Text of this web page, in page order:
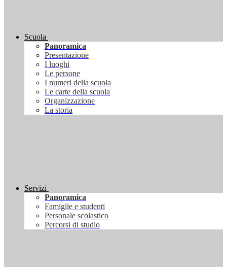
Scuola
Panoramica
Presentazione
I luoghi
Le persone
I numeri della scuola
Le carte della scuola
Organizzazione
La storia
Servizi
Panoramica
Famiglie e studenti
Personale scolastico
Percorsi di studio